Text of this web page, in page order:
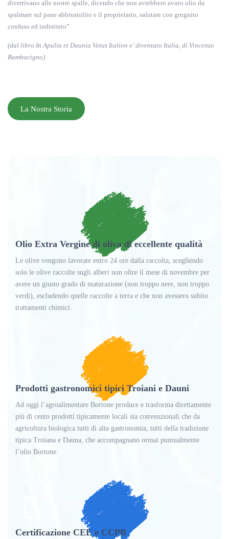
divertivano alle nostre spalle, dicendo che non avrebbero avuto olio da
spalmare sul pane abbrustolito e il proprietario, salutare con grugnito
confuso ed indistinto”
(dal libro In Apulia et Daunia Vetus Italion e’ diventato Italia, di Vincenzo
Bambacigno)
La Nostra Storia
Olio Extra Vergine di oliva di eccellente qualità
Le olive vengono lavorate entro 24 ore dalla raccolta, scegliendo
solo le olive raccolte sugli alberi non oltre il mese di novembre per
avere un giusto grado di maturazione (non troppo nere, non troppo
verdi), escludendo quelle raccolte a terra e che non avessero subito
trattamenti chimici.
Prodotti gastronomici tipici Troiani e Dauni
Ad oggi l’agroalimentare Bortone produce e trasforma direttamente
più di cento prodotti tipicamente locali sia convenzionali che da
agricoltura biologica tutti di alta gastronomia, tutti della tradizione
tipica Troiana e Dauna, che accompagnano ormai puntualmente
l’olio Bortone.
Certificazione CEE e CCPB